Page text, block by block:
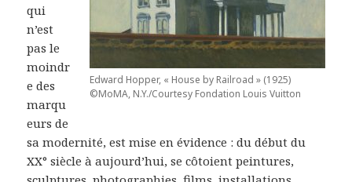
Edward Hopper, « House by Railroad » (1925)
©MoMA, N.Y./Courtesy Fondation Louis Vuitton
qui
n’est
pas le
moindr
e des
marqu
eurs de
sa modernité, est mise en évidence : du début du
XX° siècle à aujourd’hui, se côtoient peintures,